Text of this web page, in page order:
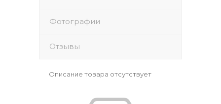
Фотографии
Отзывы
Описание товара отсутствует